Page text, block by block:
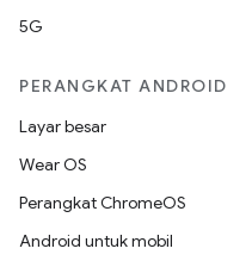
5G
PERANGKAT ANDROID
Layar besar
Wear OS
Perangkat ChromeOS
Android untuk mobil